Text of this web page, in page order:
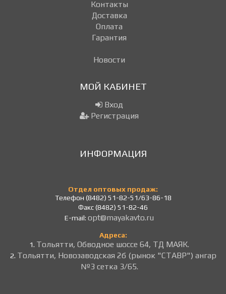
Контакты
Доставка
Оплата
Гарантия
Новости
МОЙ КАБИНЕТ
Вход
Регистрация
ИНФОРМАЦИЯ
Отдел оптовых продаж:
Телефон (8482) 51-82-51/63-86-18
Факс (8482) 51-82-46
E-mail: opt@mayakavto.ru
Адреса:
1. Тольятти, Обводное шоссе 64, ТД МАЯК.
2. Тольятти, Новозаводская 2б (рынок "СТАВР") ангар
№3 сетка 3/65.